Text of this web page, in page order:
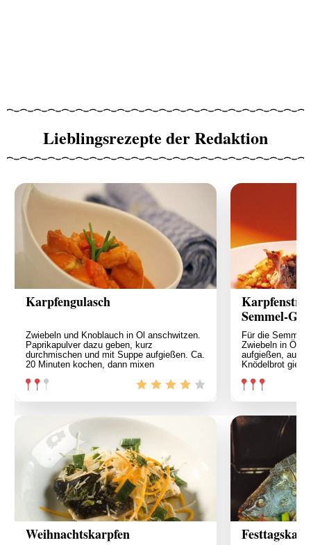
Lieblingsrezepte der Redaktion
Karpfengulasch
Zwiebeln und Knoblauch in Öl anschwitzen.
Paprikapulver dazu geben, kurz
durchmischen und mit Suppe aufgießen. Ca.
20 Minuten kochen, dann mixen
Semmel-
Für die
Zwiebeln in Öl
aufgießen,
Knödelbrot
Weihnachtskarpfen